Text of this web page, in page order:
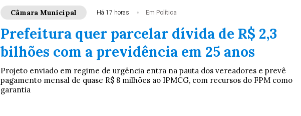
Câmara Municipal Há 17 horas Em Política
Prefeitura quer parcelar dívida de R$ 2,3
bilhões com a previdência em 25 anos
Projeto enviado em regime de urgência entra na pauta dos vereadores e prevê
pagamento mensal de quase R$ 8 milhões ao IPMCG, com recursos do FPM como
garantia